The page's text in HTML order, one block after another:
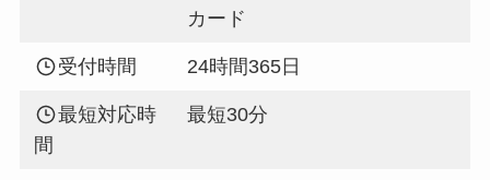
カード
受付時間 24時間365日
最短対応時
間
最短30分